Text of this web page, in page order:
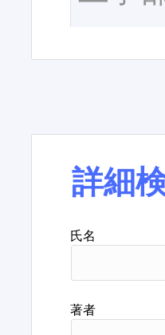
詳細
氏名
著者